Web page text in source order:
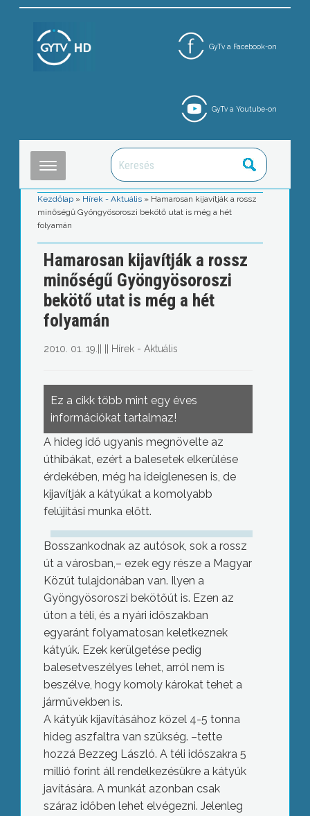
GyTv a Facebook-on
GyTv a Youtube-on
Kezdőlap » Hírek - Aktuális » Hamarosan kijavítják a rossz
minőségű Gyöngyösoroszi bekötő utat is még a hét
folyamán
Hamarosan kijavítják a rossz
minőségű Gyöngyösoroszi
bekötő utat is még a hét
folyamán
2010. 01. 19. Hírek - Aktuális
Ez a cikk több mint egy éves
információkat tartalmaz!
A hideg idő ugyanis megnövelte az
úthibákat, ezért a balesetek elkerülése
érdekében, még ha ideiglenesen is, de
kijavítják a kátyúkat a komolyabb
felújítási munka előtt.
Bosszankodnak az autósok, sok a rossz
út a városban,– ezek egy része a Magyar
Közút tulajdonában van. Ilyen a
Gyöngyösoroszi bekötőút is. Ezen az
úton a téli, és a nyári időszakban
egyaránt folyamatosan keletkeznek
kátyúk. Ezek kerülgetése pedig
balesetveszélyes lehet, arról nem is
beszélve, hogy komoly károkat tehet a
járművekben is.
A kátyúk kijavításához közel 4-5 tonna
hideg aszfaltra van szükség. –tette
hozzá Bezzeg László. A téli időszakra 5
millió forint áll rendelkezésükre a kátyúk
javítására. A munkát azonban csak
száraz időben lehet elvégezni. Jelenleg